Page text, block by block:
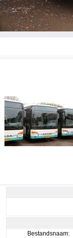
Bestandsnaam: